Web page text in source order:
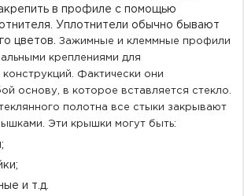
в профиле с помощью
Уплотнители обычно бывают
цветов.
Зажимные и клеммные профили
креплениями для
конструкций. Фактически они
основу, в которое вставляется стекло.
полотна все стыки закрывают
Эти крышки могут быть:
и т.д.